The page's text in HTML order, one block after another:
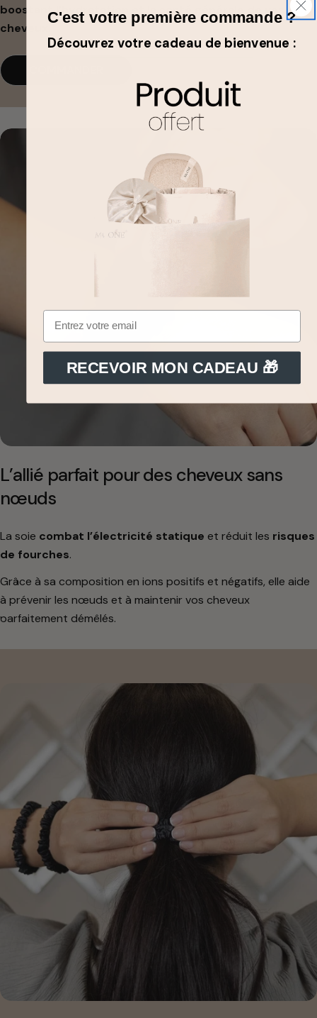
boostant l’hydratation et la santé générale de vos
cheveux.
L’allié parfait pour des cheveux sans
nœuds
La soie combat l’électricité statique et réduit les risques
de fourches.
Grâce à sa composition en ions positifs et négatifs, elle aide
à prévenir les nœuds et à maintenir vos cheveux
parfaitement démêlés.
C'est votre première commande ?
Découvrez votre cadeau de bienvenue :
RECEVOIR MON CADEAU 🎁